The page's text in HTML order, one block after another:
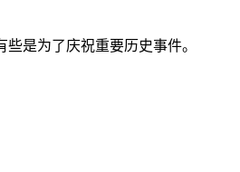
是为了庆祝重要历史事件。